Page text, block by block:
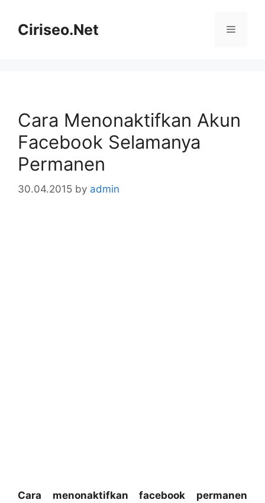
contentCiriseo.Net Menu
Cara Menonaktifkan Akun
Facebook Selamanya
Permanen
30.04.2015 by admin
Cara menonaktifkan facebook permanen